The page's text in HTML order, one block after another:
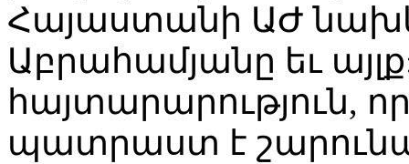
Հայաստանի ԱԺ
Աբրահամյանը եւ
հայտարարություն,
պատրաստ է